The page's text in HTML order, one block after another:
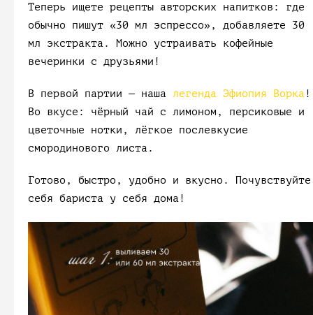
Теперь ищете рецепты авторских напитков: где
обычно пишут «30 мл эспрессо», добавляете 30
мл экстракта. Можно устраивать кофейные
вечеринки с друзьями!
В первой партии — наша легенда Эфиопия Ворка!
Во вкусе: чёрный чай с лимоном, персиковые и
цветочные нотки, лёгкое послевкусие
смородинового листа.
Готово, быстро, удобно и вкусно. Почувствуйте
себя бариста у себя дома!